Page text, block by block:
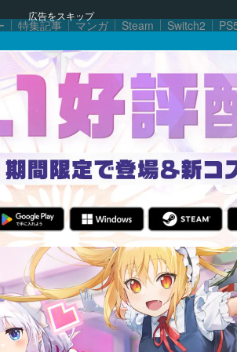
広告をスキップ
特集記事 マンガ Steam Switch2